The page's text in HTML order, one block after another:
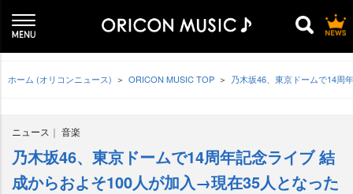
ホーム (オリコンニュース) ORICON MUSIC TOP 乃木坂46、東京ドームで14周
ニュース 音楽
乃木坂46、東京ドームで14周年記念ライブ 結
成からおよそ100人が加入→現在35人となった